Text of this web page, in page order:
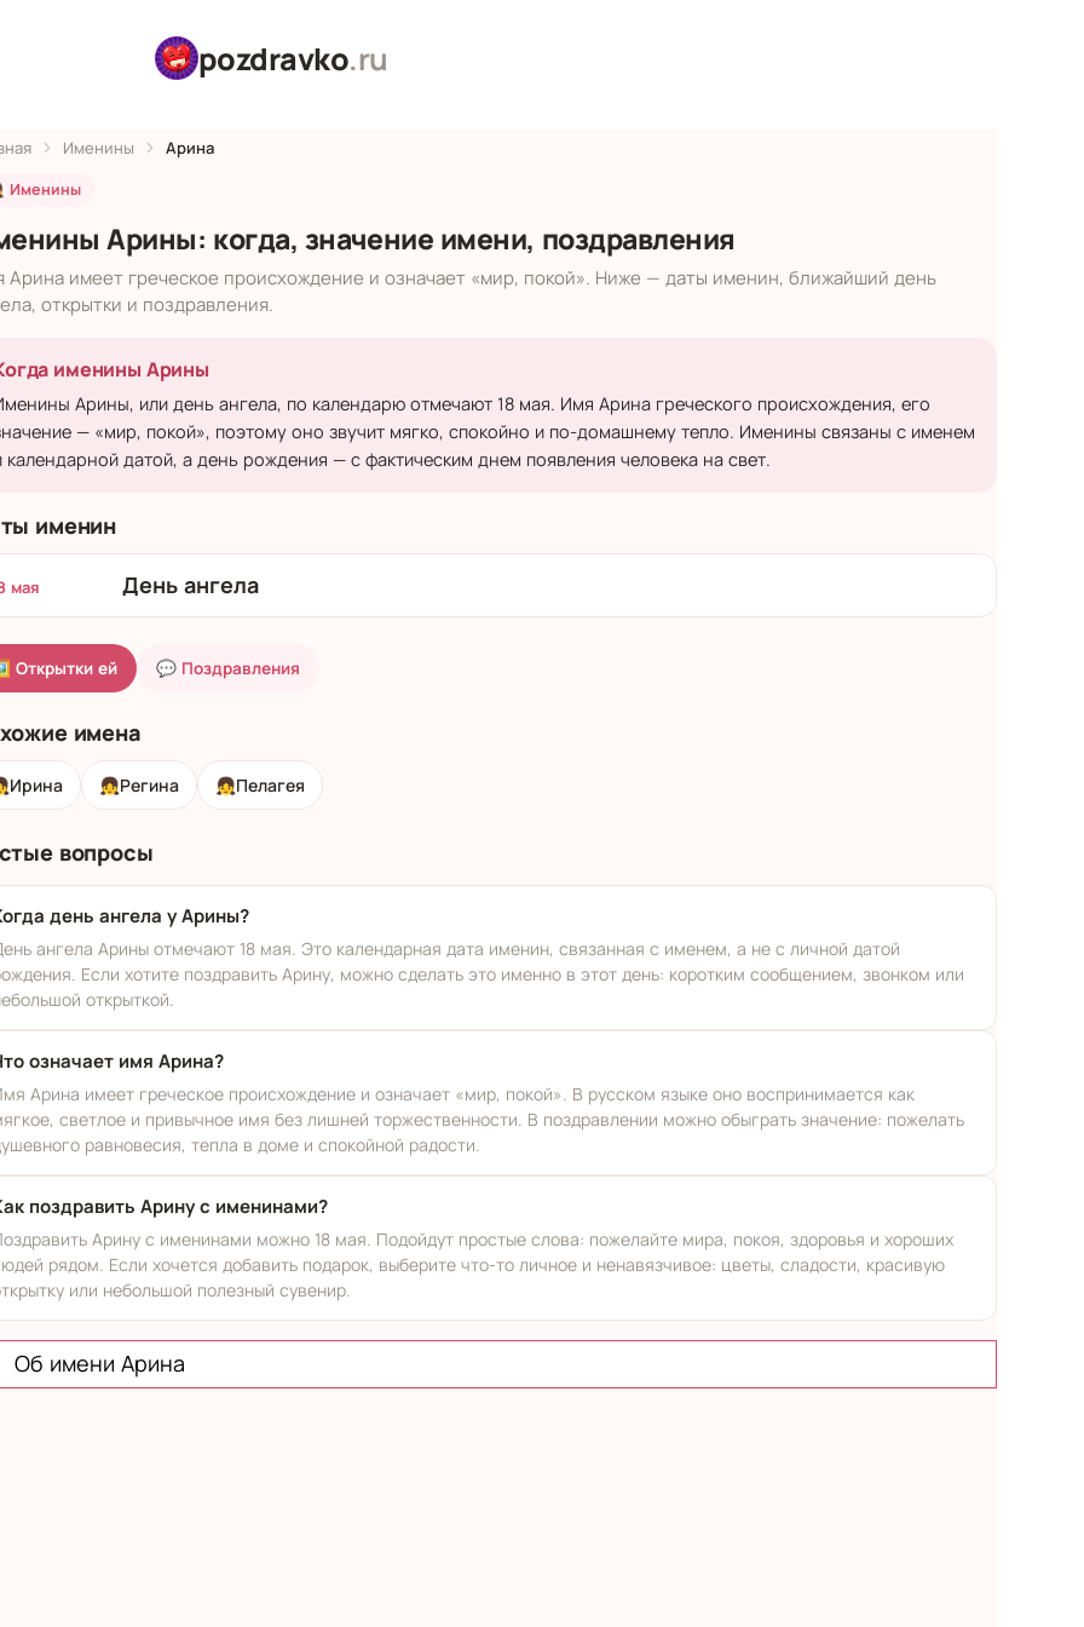
pozdravko.ru
Именины Арина
Именины
Арины: когда, значение имени, поздравления
Арина имеет греческое происхождение и означает «мир, покой». Ниже — даты именин, ближайший день
открытки и поздравления.
именины Арины
Арины, или день ангела, по календарю отмечают 18 мая. Имя Арина греческого происхождения, его
— «мир, покой», поэтому оно звучит мягко, спокойно и по-домашнему тепло. Именины связаны с именем
календарной датой, а день рождения — с фактическим днем появления человека на свет.
именин
мая День ангела
Открытки ей 💬 Поздравления
имена
Ирина 👧Регина 👧Пелагея
вопросы
день ангела у Арины?
ангела Арины отмечают 18 мая. Это календарная дата именин, связанная с именем, а не с личной датой
Если хотите поздравить Арину, можно сделать это именно в этот день: коротким сообщением, звонком или
открыткой.
означает имя Арина?
Арина имеет греческое происхождение и означает «мир, покой». В русском языке оно воспринимается как
светлое и привычное имя без лишней торжественности. В поздравлении можно обыграть значение: пожелать
равновесия, тепла в доме и спокойной радости.
поздравить Арину с именинами?
Арину с именинами можно 18 мая. Подойдут простые слова: пожелайте мира, покоя, здоровья и хороших
рядом. Если хочется добавить подарок, выберите что-то личное и ненавязчивое: цветы, сладости, красивую
или небольшой полезный сувенир.
Об имени Арина